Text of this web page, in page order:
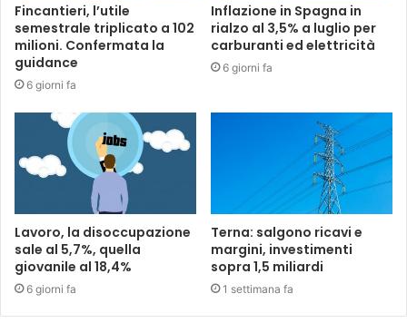
Fincantieri, l’utile
semestrale triplicato a 102
milioni. Confermata la
guidance
6 giorni fa
Inflazione in Spagna in
rialzo al 3,5% a luglio per
carburanti ed elettricità
6 giorni fa
Lavoro, la disoccupazione
sale al 5,7%, quella
giovanile al 18,4%
6 giorni fa
Terna: salgono ricavi e
margini, investimenti
sopra 1,5 miliardi
1 settimana fa